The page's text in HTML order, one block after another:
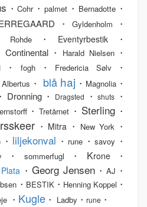
・Cohr・palmet ・ Bernadotte ・
・Gyldenholm ・
Rohde・ Eventyrbestik ・
・ Harald Nielsen・
・ fogh・ Fredericia Sølv・
・ blå haj ・ Magnolia ・
・Dronning・ Dragsted ・shuts ・
・Tretårnet ・ Sterling ・
・ Mitra ・ New York ・
・ liljekonval ・ rune ・savoy ・
・ sommerfugl ・ Krone・
Plata ・ Georg Jensen・ AJ ・
・ BESTIK・ Henning Koppel ・
・ Kugle ・ Ladby ・ rune ・